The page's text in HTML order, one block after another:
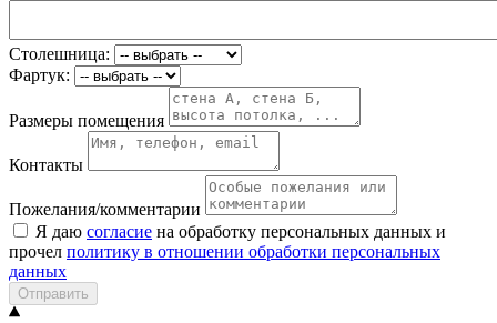
Столешница:
Фартук:
Размеры помещения
Контакты
Пожелания/комментарии
Я даю согласие на обработку персональных данных и
прочел политику в отношении обработки персональных
данных
Отправить